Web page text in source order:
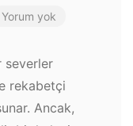
Yorum yok
severler
rekabetçi
Ancak,